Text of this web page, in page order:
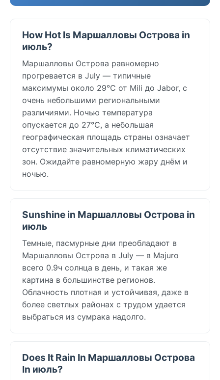
How Hot Is Маршалловы Острова in
июль?
Маршалловы Острова равномерно
прогревается в July — типичные
максимумы около 29°C от Mili до Jabor, с
очень небольшими региональными
различиями. Ночью температура
опускается до 27°C, а небольшая
географическая площадь страны означает
отсутствие значительных климатических
зон. Ожидайте равномерную жару днём и
ночью.
Sunshine in Маршалловы Острова in
июль
Темные, пасмурные дни преобладают в
Маршалловы Острова в July — в Majuro
всего 0.9ч солнца в день, и такая же
картина в большинстве регионов.
Облачность плотная и устойчивая, даже в
более светлых районах с трудом удается
выбраться из сумрака надолго.
Does It Rain In Маршалловы Острова
In июль?